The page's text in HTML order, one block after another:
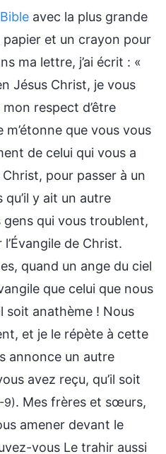
avec la plus grande
et un crayon pour
ma lettre, j’ai écrit : «
Jésus Christ, je vous
respect d’être
m’étonne que vous vous
de celui qui vous a
pour passer à un
qu’il y ait un autre
gens qui vous troublent,
de Christ.
quand un ange du ciel
que celui que nous
soit anathème ! Nous
et je le répète à cette
annonce un autre
avez reçu, qu’il soit
9). Mes frères et sœurs,
amener devant le
vous Le trahir aussi